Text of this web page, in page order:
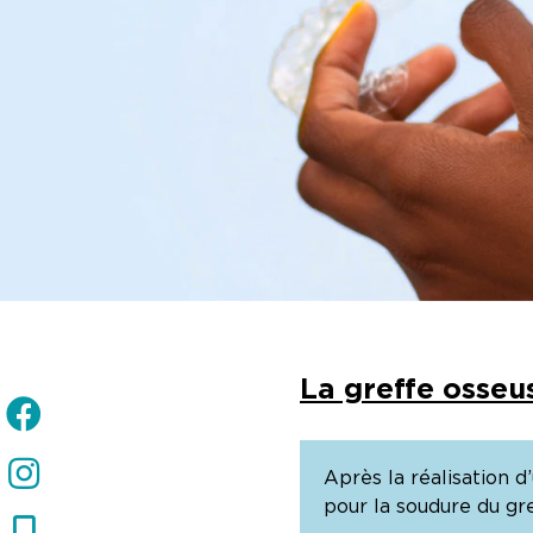
La greffe
Après la réalisation
pour la soudure du